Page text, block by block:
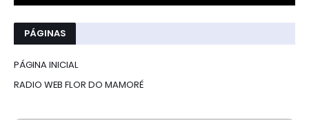
PÁGINAS
PÁGINA INICIAL
RADIO WEB FLOR DO MAMORÉ